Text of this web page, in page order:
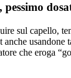
sul capello,
anche usandone
che eroga